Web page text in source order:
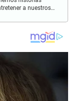
a nuestros